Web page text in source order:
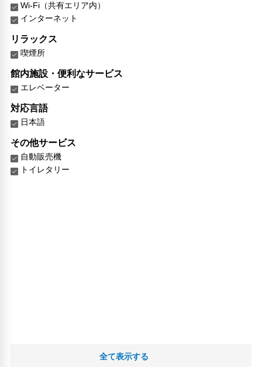
Wi-Fi（共有エリア内）
インターネット
リラックス
喫煙所
館内施設・便利なサービス
エレベーター
対応言語
日本語
その他サービス
自動販売機
トイレタリー
全て表示する